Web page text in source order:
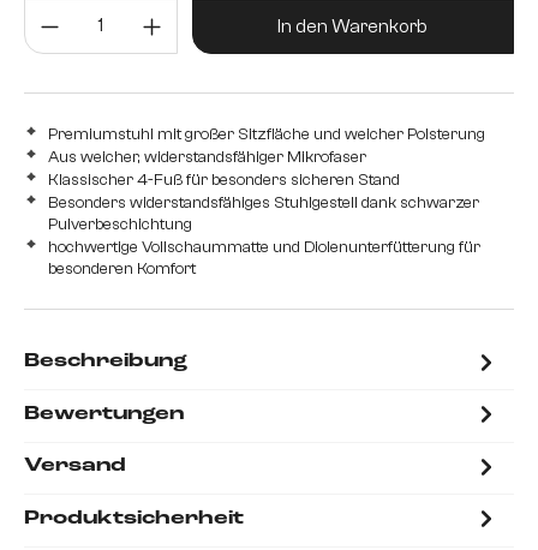
Holz Produkt Anzahl: Gib den
In den Warenkorb
Premiumstuhl mit großer Sitzfläche und weicher Polsterung
Aus weicher, widerstandsfähiger Mikrofaser
Klassischer 4-Fuß für besonders sicheren Stand
Besonders widerstandsfähiges Stuhlgestell dank schwarzer
Pulverbeschichtung
hochwertige Vollschaummatte und Diolenunterfütterung für
besonderen Komfort
Beschreibung
Bewertungen
Versand
Produktsicherheit